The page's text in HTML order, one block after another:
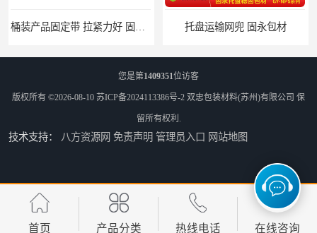
托盘运输网兜 固永包材
托盘打包绑带 固永包材 托盘裹包布兜 固永包材
您是第1409351位访客
版权所有 ©2026-08-10 苏ICP备2024113386号-2 双忠包装材料(苏州)有限公司 保
留所有权利.
技术支持： 八方资源网 免责声明 管理员入口 网站地图
首页 产品分类 热线电话 在线咨询